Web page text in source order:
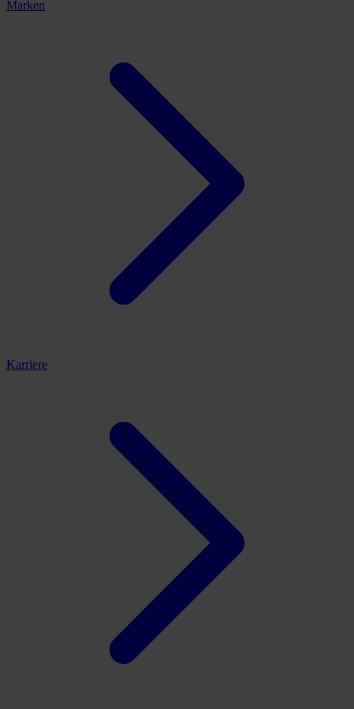
Marken
Karriere